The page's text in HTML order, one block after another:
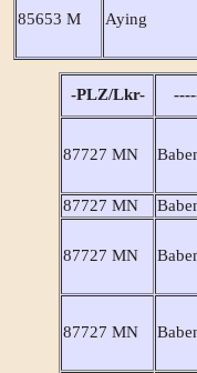
85653 M Aying
-PLZ/Lkr-
87727 MN
87727 MN
87727 MN
87727 MN